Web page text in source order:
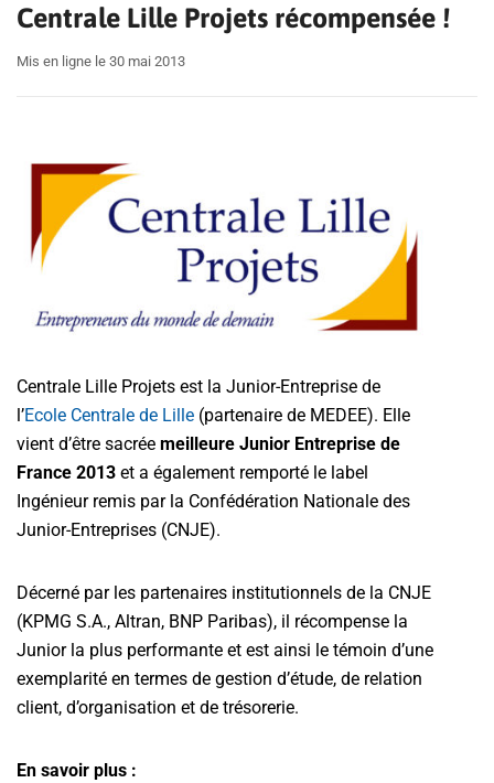
Centrale Lille Projets récompensée !
Mis en ligne le 30 mai 2013
Centrale Lille Projets est la Junior-Entreprise de
l’Ecole Centrale de Lille (partenaire de MEDEE). Elle
vient d’être sacrée meilleure Junior Entreprise de
France 2013 et a également remporté le label
Ingénieur remis par la Confédération Nationale des
Junior-Entreprises (CNJE).
Décerné par les partenaires institutionnels de la CNJE
(KPMG S.A., Altran, BNP Paribas), il récompense la
Junior la plus performante et est ainsi le témoin d’une
exemplarité en termes de gestion d’étude, de relation
client, d’organisation et de trésorerie.
En savoir plus :